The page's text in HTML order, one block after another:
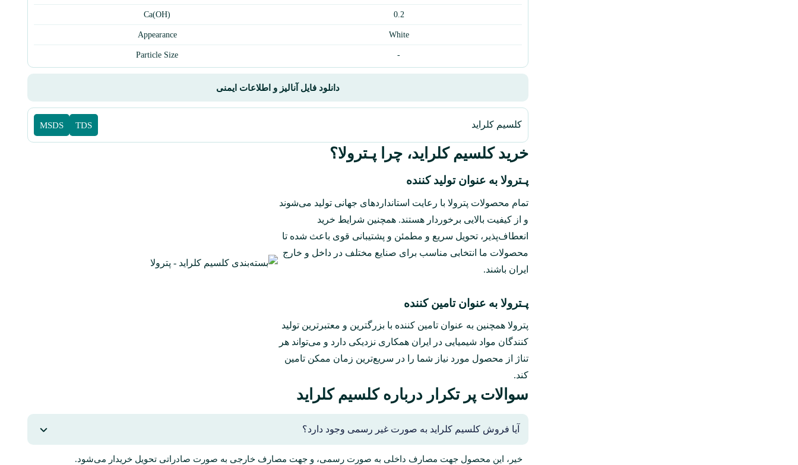
Ca(OH) 0.2
Appearance White
Particle Size -
دانلود فایل آنالیز و اطلاعات ایمنی
کلسیم کلراید TDS
MSDS
خرید کلسیم کلراید، چرا پـترولا؟
پـترولا به عنوان تولید کننده
تمام محصولات پترولا با رعایت استانداردهای جهانی تولید می‌شوند
و از کیفیت بالایی برخوردار هستند. همچنین شرایط خرید
انعطاف‌پذیر، تحویل سریع و مطمئن و پشتیبانی قوی باعث شده تا
محصولات ما انتخابی مناسب برای صنایع مختلف در داخل و خارج
ایران باشند.
پـترولا به عنوان تامین کننده
پترولا همچنین به عنوان تامین کننده با بزرگترین و معتبرترین تولید
کنندگان مواد شیمیایی در ایران همکاری نزدیکی دارد و می‌تواند هر
تناژ از محصول مورد نیاز شما را در سریع‌ترین زمان ممکن تامین
کند.
سوالات پر تکرار درباره کلسیم کلراید
آیا فروش کلسیم کلراید به صورت غیر رسمی وجود دارد؟
خیر، این محصول جهت مصارف داخلی به صورت رسمی، و جهت مصارف خارجی به صورت صادراتی تحویل خریدار می‌شود.